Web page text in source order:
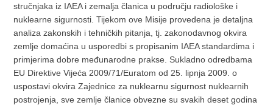
stručnjaka iz IAEA i zemalja članica u području radiološke i
nuklearne sigurnosti. Tijekom ove Misije provedena je detaljna
analiza zakonskih i tehničkih pitanja, tj. zakonodavnog okvira
zemlje domaćina u usporedbi s propisanim IAEA standardima i
primjerima dobre međunarodne prakse. Sukladno odredbama
EU Direktive Vijeća 2009/71/Euratom od 25. lipnja 2009. o
uspostavi okvira Zajednice za nuklearnu sigurnost nuklearnih
postrojenja, sve zemlje članice obvezne su svakih deset godina